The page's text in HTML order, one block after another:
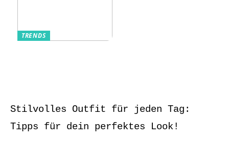
TRENDS
Stilvolles Outfit für jeden Tag:
Tipps für dein perfektes Look!